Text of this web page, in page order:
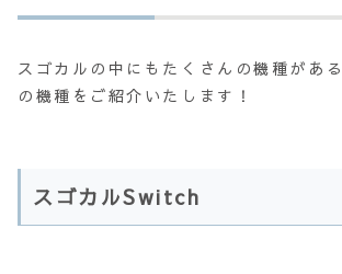
スゴカルの中にもたくさんの機種があ
の機種をご紹介いたします！
スゴカルSwitch